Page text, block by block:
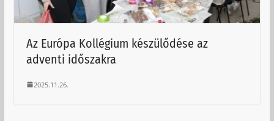
Az Európa Kollégium készülődése az
adventi időszakra
2025.11.26.